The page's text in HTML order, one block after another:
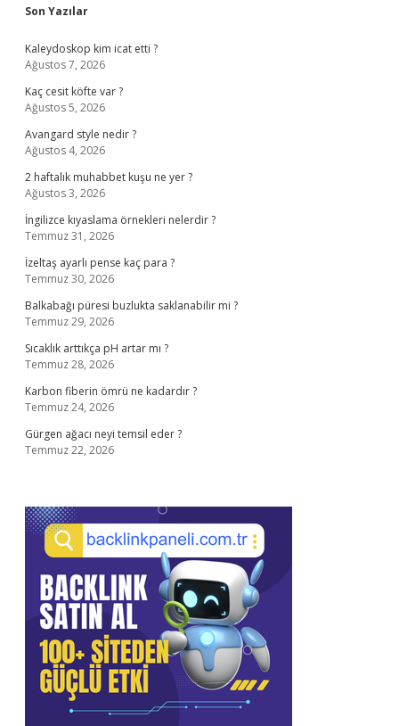
Sidebar
Son Yazılar
Kaleydoskop kim icat etti ?
Ağustos 7, 2026
Kaç cesit köfte var ?
Ağustos 5, 2026
Avangard style nedir ?
Ağustos 4, 2026
2 haftalık muhabbet kuşu ne yer ?
Ağustos 3, 2026
İngilizce kıyaslama örnekleri nelerdir ?
Temmuz 31, 2026
İzeltaş ayarlı pense kaç para ?
Temmuz 30, 2026
Balkabağı püresi buzlukta saklanabilir mi ?
Temmuz 29, 2026
Sıcaklık arttıkça pH artar mı ?
Temmuz 28, 2026
Karbon fiberin ömrü ne kadardır ?
Temmuz 24, 2026
Gürgen ağacı neyi temsil eder ?
Temmuz 22, 2026